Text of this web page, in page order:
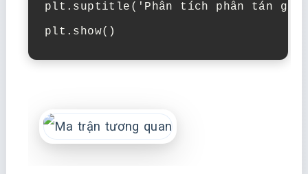
plt.suptitle('Phân tích phân tán
plt.show()